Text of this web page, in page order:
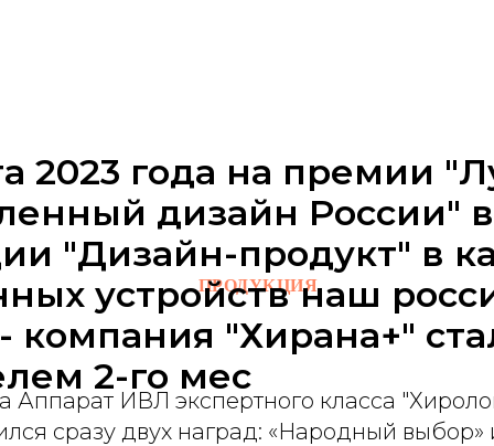
ПРОДУКЦИЯ
2023 года на премии
дизайн России" в
"Дизайн-продукт" в
устройств наш
компания "Хирана+"
2-го мес
Аппарат ИВЛ экспертного класса
сразу двух наград: «Народный